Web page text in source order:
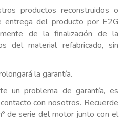
productos reconstruidos o
entrega del producto por E2G
de la finalización de la
del material refabricado, sin
la garantía.
un problema de garantía, es
con nosotros. Recuerde
de serie del motor junto con el